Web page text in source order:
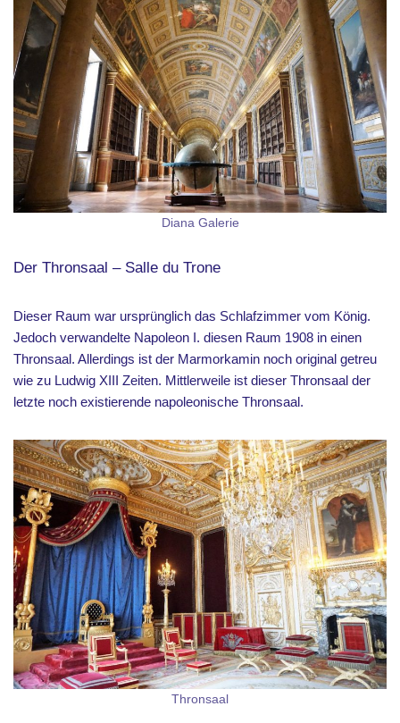
Diana Galerie
Der Thronsaal – Salle du Trone
Dieser Raum war ursprünglich das Schlafzimmer vom König.
Jedoch verwandelte Napoleon I. diesen Raum 1908 in einen
Thronsaal. Allerdings ist der Marmorkamin noch original getreu
wie zu Ludwig XIII Zeiten. Mittlerweile ist dieser Thronsaal der
letzte noch existierende napoleonische Thronsaal.
Thronsaal